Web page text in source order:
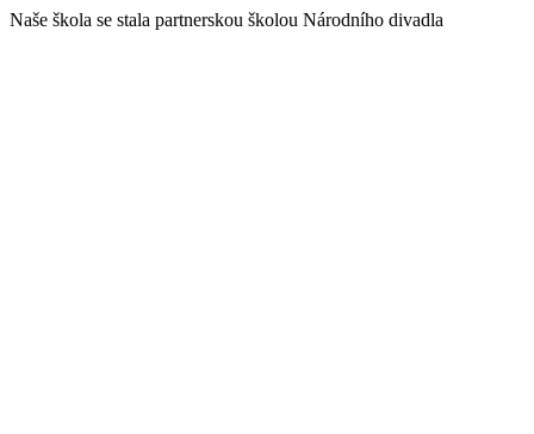
Naše škola se stala partnerskou školou Národního divadla